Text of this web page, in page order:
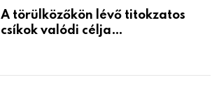
A törülközőkön lévő titokzatos
csíkok valódi célja…